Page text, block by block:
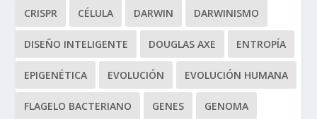
CRISPR CÉLULA DARWIN DARWINISMO
DISEÑO INTELIGENTE DOUGLAS AXE ENTROPÍA
EPIGENÉTICA EVOLUCIÓN EVOLUCIÓN HUMANA
FLAGELO BACTERIANO GENES GENOMA